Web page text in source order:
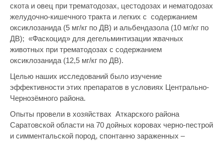
скота и овец при трематодозах, цестодозах и нематодозах
желудочно-кишечного тракта и легких с содержанием
оксиклозанида (5 мг/кг по ДВ) и альбендазола (10 мг/кг по
ДВ); «Фаскоцид» для дегельминтизации жвачных
животных при трематодозах с содержанием
оксиклозанида (12,5 мг/кг по ДВ).
Целью наших исследований было изучение
эффективности этих препаратов в условиях Центрально-
Чернозёмного района.
Опыты провели в хозяйствах Аткарского района
Саратовской области на 70 дойных коровах черно-пестрой
и симментальской пород, спонтанно зараженных –